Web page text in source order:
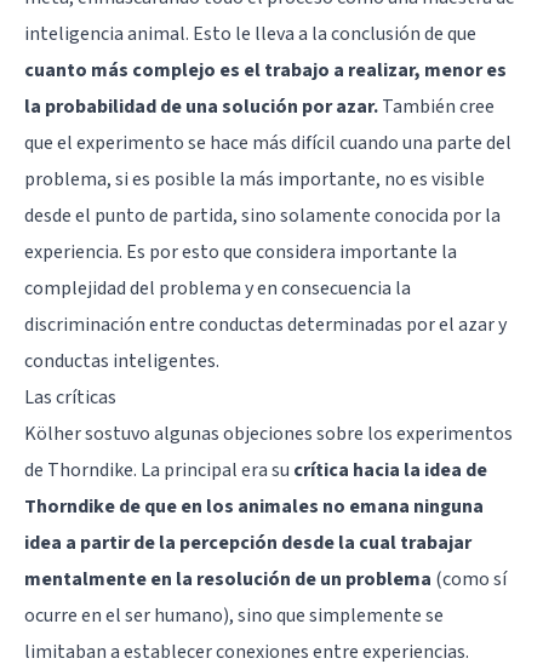
inteligencia animal. Esto le lleva a la conclusión de que
cuanto más complejo es el trabajo a realizar, menor es
la probabilidad de una solución por azar.También cree
que el experimento se hace más difícil cuando una parte del
problema, si es posible la más importante, no es visible
desde el punto de partida, sino solamente conocida por la
experiencia. Es por esto que considera importante la
complejidad del problema y en consecuencia la
discriminación entre conductas determinadas por el azar y
conductas inteligentes.
Las críticas
Kölher sostuvo algunas objeciones sobre los experimentos
de Thorndike. La principal era su crítica hacia la idea de
Thorndike de que en los animales no emana ninguna
idea a partir de la percepción desde la cual trabajar
mentalmente en la resolución de un problema (como sí
ocurre en el ser humano), sino que simplemente se
limitaban a establecer conexiones entre experiencias.